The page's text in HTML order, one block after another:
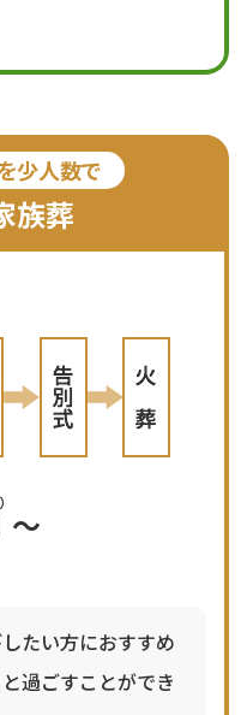
少人数で
族葬
〜
たい方におすすめ
過ごすことができ